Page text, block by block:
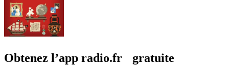
Obtenez l’app radio.fr gratuite